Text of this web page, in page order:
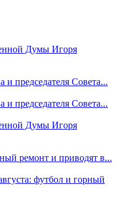
Думы Игоря
и председателя Совета...
и председателя Совета...
Думы Игоря
ремонт и приводят в...
футбол и горный